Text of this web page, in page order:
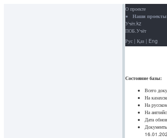
О проекте
Наши
Учёт.kz
ПОБ.Учёт
Рус | Қаз | Eng
Состояние базы:
Всего
На
На
На
Дата